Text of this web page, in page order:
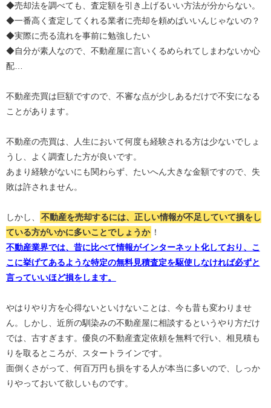
◆売却法を調べても、査定額を引き上げるいい方法が分からない。
◆一番高く査定してくれる業者に売却を頼めばいいんじゃないの？
◆実際に売る流れを事前に勉強したい
◆自分が素人なので、不動産屋に言いくるめられてしまわないか心
配…
不動産売買は巨額ですので、不審な点が少しあるだけで不安になる
ことがあります。
不動産の売買は、人生において何度も経験される方は少ないでしょ
うし、よく調査した方が良いです。
あまり経験がないにも関わらず、たいへん大きな金額ですので、失
敗は許されません。
しかし、
不動産を売却するには、正しい情報が不足していて損をし
ている方がいかに多いことでしょうか ！
不動産業界では、昔に比べて情報がインターネット化しており、こ
こに挙げてあるような特定の無料見積査定を駆使しなければ必ずと
言っていいほど損をします。
やはりやり方を心得ないといけないことは、今も昔も変わりませ
ん。しかし、近所の馴染みの不動産屋に相談するというやり方だけ
では、古すぎます。優良の不動産査定依頼を無料で行い、相見積も
りを取るところが、スタートラインです。
面倒くさがって、何百万円も損をする人が本当に多いので、しっか
りやっておいて欲しいものです。